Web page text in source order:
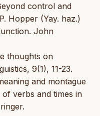
control and
Hopper (Yay. haz.)
John
thoughts on
9(1), 11-23.
and montague
verbs and times in